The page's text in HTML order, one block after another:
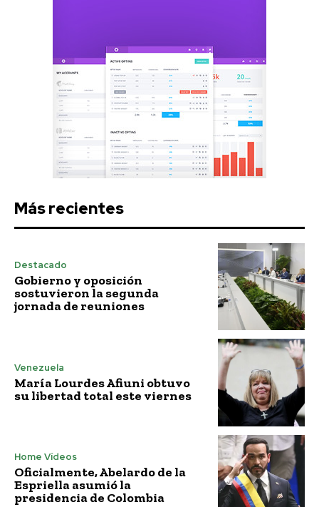
Más recientes
Destacado
Gobierno y oposición
sostuvieron la segunda
jornada de reuniones
Venezuela
María Lourdes Afiuni obtuvo
su libertad total este viernes
Home Vídeos
Oficialmente, Abelardo de la
Espriella asumió la
presidencia de Colombia